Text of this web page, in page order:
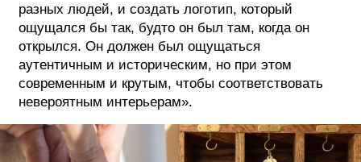
разных людей, и создать логотип, который
ощущался бы так, будто он был там, когда он
открылся. Он должен был ощущаться
аутентичным и историческим, но при этом
современным и крутым, чтобы соответствовать
невероятным интерьерам».